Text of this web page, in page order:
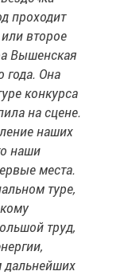
проходит
второе
Вышенская
года. Она
конкурса
на сцене.
наших
наши
места.
туре,
труд,